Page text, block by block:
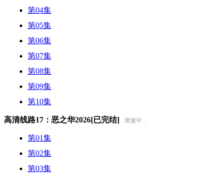
第04集
第05集
第06集
第07集
第08集
第09集
第10集
高清线路17：恶之华2026[已完结] 测速中...
第01集
第02集
第03集